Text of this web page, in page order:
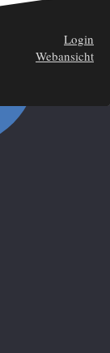
Login
Webansicht